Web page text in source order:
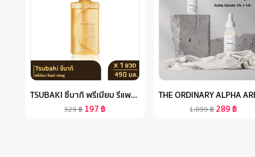
TSUBAKI ซึบากิ พรีเมียม รีแพร์ แชมพู (ขวดทอง) 490 มล.
329฿ 197฿ 1,099฿289฿